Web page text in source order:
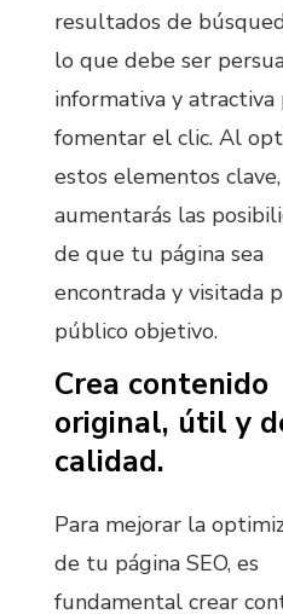
resultados de
lo que debe ser
informativa y atractiva
fomentar el clic. Al
estos elementos clave,
aumentarás las
de que tu página sea
encontrada y visitada
público objetivo.
Crea contenido
original, útil y
calidad.
Para mejorar la
de tu página SEO, es
fundamental crear